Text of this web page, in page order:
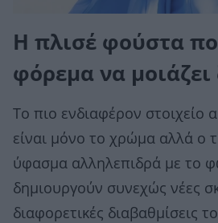
Η πλισέ φούστα
φόρεμα να
Το πιο ενδιαφέρον στοιχείο
είναι μόνο το χρώμα αλλά ο
ύφασμα αλληλεπιδρά με το
δημιουργούν συνεχώς νέες
διαφορετικές διαβαθμίσεις